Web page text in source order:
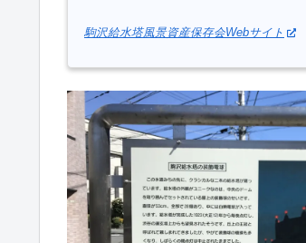
駒沢給水塔風景資産保存会Webサイト